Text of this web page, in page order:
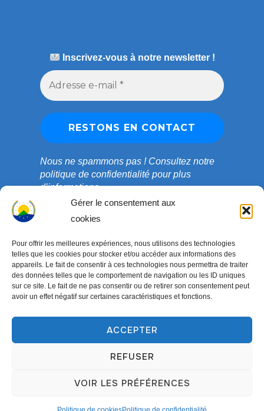
Gérer le consentement aux
cookies
Pour offrir les meilleures expériences, nous utilisons des technologies
telles que les cookies pour stocker et/ou accéder aux informations des
appareils. Le fait de consentir à ces technologies nous permettra de traiter
des données telles que le comportement de navigation ou les ID uniques
sur ce site. Le fait de ne pas consentir ou de retirer son consentement peut
avoir un effet négatif sur certaines caractéristiques et fonctions.
ACCEPTER
REFUSER
VOIR LES PRÉFÉRENCES
Inscrivez-vous à notre newsletter !
Nous ne spammons pas ! Consultez notre
politique de confidentialitépour plus
d’informations.
Copyright © 2003-2026 ONG COEDADE. Tous droits